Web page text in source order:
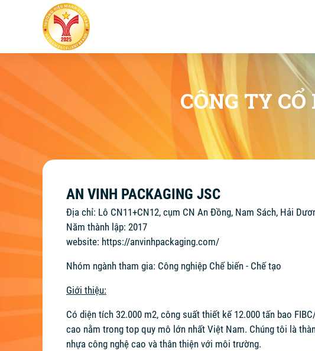
CÔNG TY
AN VINH PACKAGING JSC
Địa chỉ: Lô CN11+CN12, cụm CN An Đồng, Nam Sách, Hải
Năm thành lập: 2017
website: https://anvinhpackaging.com/
Nhóm ngành tham gia: Công nghiệp Chế biến - Chế tạo
Giới thiệu:
Có diện tích 32.000 m2, công suất thiết kế 12.000 tấn bao
cao nằm trong top quy mô lớn nhất Việt Nam. Chúng tôi là
nhựa công nghệ cao và thân thiện với môi trường.